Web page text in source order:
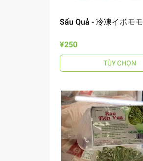
Sấu Quả - 冷凍イボモモ
¥250
TÙY CHỌN